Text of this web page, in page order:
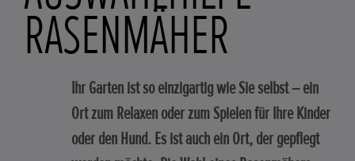
RASENMÄHER
Ihr Garten ist so einzigartig wie Sie selbst – ein
Ort zum Relaxen oder zum Spielen für Ihre Kinder
oder den Hund. Es ist auch ein Ort, der gepflegt